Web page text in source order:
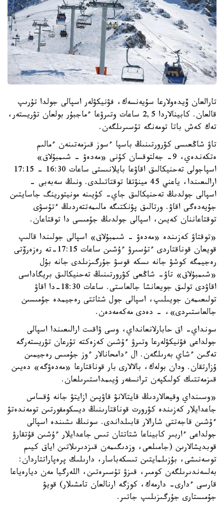
تارالعان ۆيدەولارعا سۇيەنسەك، فۋنيكۋلەر اسپالى جولدا تۇرىپ
قالعان. كابينالاردا 2,5 ساعات وتىرۋعا ءماجبۇر بولعان تۋريستەر،
تەك كەش باتا تومەنگە تۇسىرىلگەن.
تاۋ شاڭعىسى كۋرورتىنىڭ باسپا ءسوز قىزمەتىنەن ءمالىم
ەتكەندەي، 9- جەلتوقسان كۇنى «مەدەۋ - شىمبۇلاق»
اسپاجولى تەحنيكالىق اقاۋعا بايلانىستى ساعات 16:30 - 17:15
ارالىعىندا، ياعني 45 مينۋتقا توقتاتىلدى. ونىڭ سەبەبى -
اسپالى جولدىڭ تەحنيكالىق جاي- كۇيىنە مونيتورينگ جاسايتىن
جۇيەدەگى اقاۋ. ورتالىق پۋنكتىگە مالىمەتتەردىڭ ءتۇسۋى
توقتاعاننان كەيىن، اسپالى جولدىڭ جۇمىسى دا توقتاعان.
«توقتاۋ كەزىندە «مەدەۋ - شىمبۇلاق» اسپالى جولىندا قالىپ
قويعان قوناقتاردى ءتۇسىرۋ ءۇشىن ساعات 17:15-تە رەزەرۆتى
رەجيمگە كوشۋ جانە ىسكە قوسۋ جۇرگىزىلدى جانە بۇل
«شىمبۇلاق» تاۋ- شاڭعى كۋرورتىنىڭ تەحنيكالىق بريگاداسى
اقاۋدى تولىق جويعانشا جالعاستى. ساعات 18:30-دا اقاۋ
تولىعىمەن جويىلىپ، اسپالى جول شتاتتى رەجيمدە جۇمىسىن
جالعاستىردى»، - دەدى مەكەمەدەن.
سونداي- اق حابارلانعانداي، وسى ۋاقىت ارالىعىندا اسپالى
جولداعى فۋنيكۋلەرعا وتىرۋ ءۇشىن كەزەكتە تۇرعان تۋريستەرگە
تەگىن ءشاي بەرىلگەن. ال ءدامحانالار ءوز جۇمىس رەجيمىن
ۇزارتقان. ودان بولەك، بالالارى بار قوناقتارعا «مەدەۋگە» دەيىن
قىزمەتتىك كولىكپەن ترانسفەر ۇيىمداستىرىلعان.
«وسىنداي وقيعالاردىڭ قايتالانۋ قاۋپىن ازايتۋ جانە ۇقساس
جاعدايلار كەزىندە كۋرورت قوناقتارىنىڭ ديسكومفورتىن تومەندەتۋ
ءۇشىن قاجەتتى شارالار قابىلداندى. سونىڭ ىشىندە اسپالى
جولداعى ءاربىر كابيناعا شتاتتان تىس جاعدايلار ءۇشىن قۇتقارۋ
قوبديشالارىن (جامىلعى، وزدىگىمەن قىزدىرىلاتىن اياق كيىم
توسەنىشى، بۇزىلمايتىن تىسكەباسار، دارىلىك پرەپاراتتاردان:
بەلسەندىرىلگەن كومىر، قىزۋ تۇسىرەتىن، اللەرگيا مەن ديارەياعا
قارسى ءدارى- دارمەك، كوزگە ارنالعان تامشىلار) قويۋ
جۇمىستارى جۇرگىزىلىپ جاتىر.